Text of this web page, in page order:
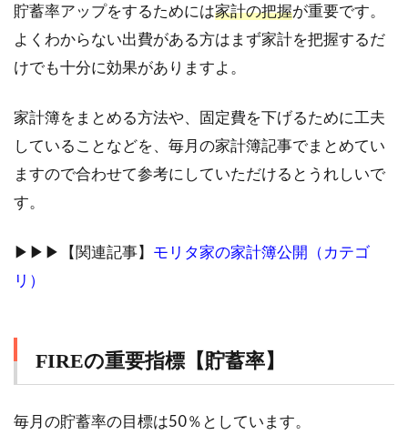
貯蓄率アップをするためには家計の把握が重要です。
よくわからない出費がある方はまず家計を把握するだ
けでも十分に効果がありますよ。
家計簿をまとめる方法や、固定費を下げるために工夫
していることなどを、毎月の家計簿記事でまとめてい
ますので合わせて参考にしていただけるとうれしいで
す。
▶︎▶︎▶︎【関連記事】 モリタ家の家計簿公開（カテゴ
リ）
FIREの重要指標【貯蓄率】
毎月の貯蓄率の目標は50％としています。